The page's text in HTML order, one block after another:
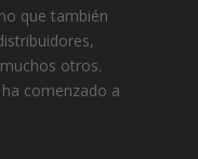
que también
otros.
comenzado a